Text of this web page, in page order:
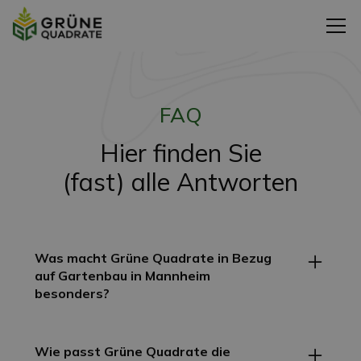
FAQ
Hier finden Sie
(fast) alle Antworten
Was macht Grüne Quadrate in Bezug
auf Gartenbau in Mannheim
besonders?
Gartenwünsche und verwandelt diese in Orte der
Wie passt Grüne Quadrate die